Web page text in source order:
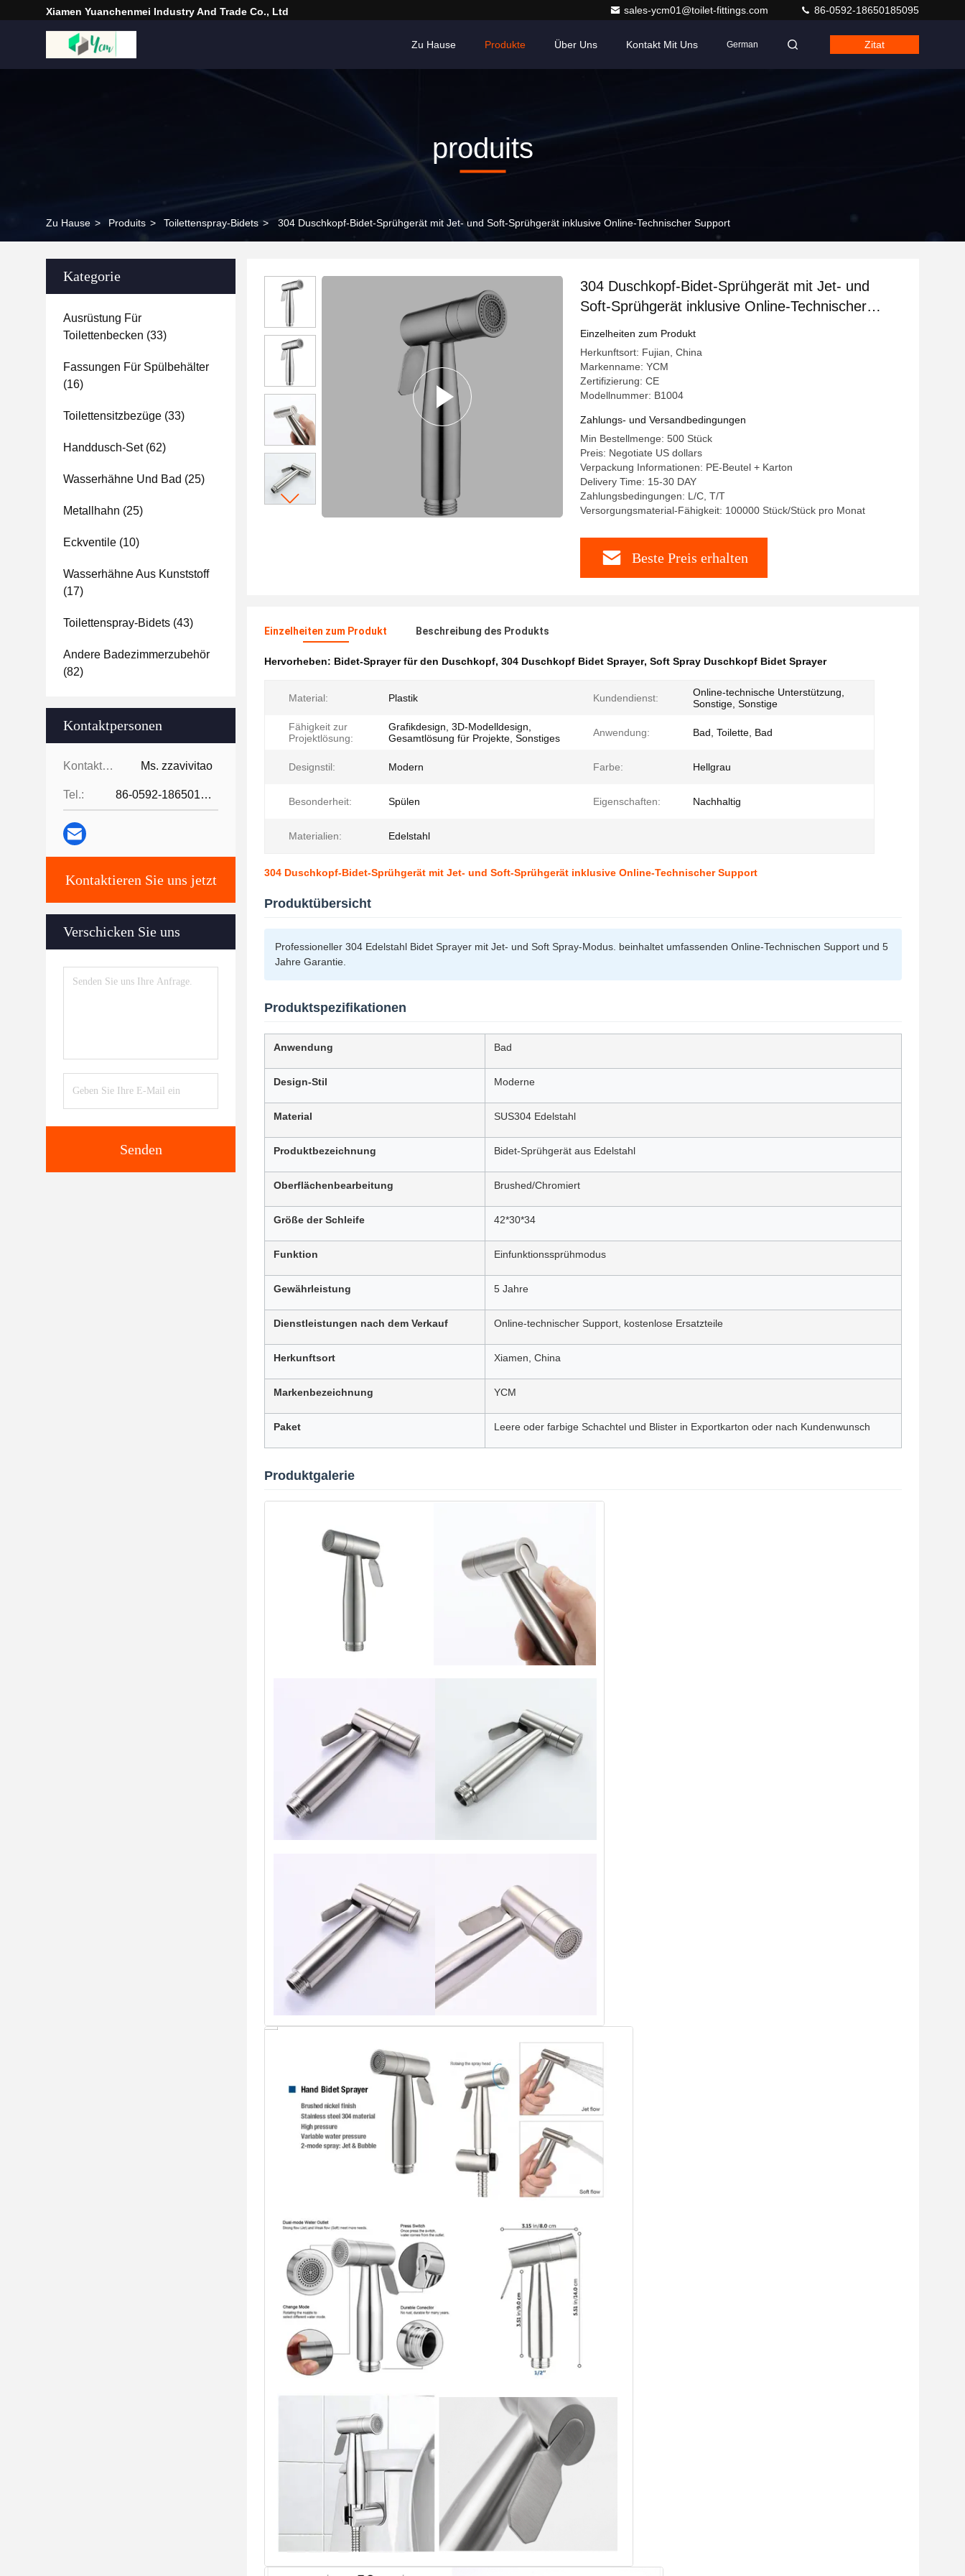
Xiamen Yuanchenmei Industry And Trade Co., Ltd sales-ycm01@toilet-fittings.com 86-0592-18650185095
Zu Hause Produkte Über Uns Kontakt Mit Uns German Zitat
produits
Zu Hause > Produits > Toilettenspray-Bidets > 304 Duschkopf-Bidet-Sprühgerät mit Jet- und Soft-Sprühgerät inklusive Online-Technischer Support
Kategorie
Ausrüstung Für
Toilettenbecken (33)
Fassungen Für Spülbehälter
(16)
Toilettensitzbezüge (33)
Handdusch-Set(62)
Wasserhähne Und Bad (25)
Metallhahn (25)
Eckventile (10)
Wasserhähne Aus Kunststoff
(17)
Toilettenspray-Bidets (43)
Andere Badezimmerzubehör
(82)
Kontaktpersonen
Kontaktpersonen: Ms. zzavivitao
Tel.: 86-0592-18650185095
Kontaktieren Sie uns jetzt
Verschicken Sie uns
Senden
304 Duschkopf-Bidet-Sprühgerät mit Jet- und
Soft-Sprühgerät inklusive Online-Technischer
Support
Einzelheiten zum Produkt
Herkunftsort: Fujian, China
Markenname: YCM
Zertifizierung: CE
Modellnummer: B1004
Zahlungs- und Versandbedingungen
Min Bestellmenge: 500 Stück
Preis: Negotiate US dollars
Verpackung Informationen: PE-Beutel + Karton
Delivery Time: 15-30 DAY
Zahlungsbedingungen: L/C, T/T
Versorgungsmaterial-Fähigkeit: 100000 Stück/Stück pro Monat
Beste Preis erhalten
Einzelheiten zum Produkt Beschreibung des Produkts
Hervorheben: Bidet-Sprayer für den Duschkopf, 304 Duschkopf Bidet Sprayer, Soft Spray Duschkopf Bidet Sprayer
Material: Plastik Kundendienst:
Online-technische Unterstützung,
Sonstige, Sonstige
Fähigkeit zur
Projektlösung:
Grafikdesign, 3D-Modelldesign,
Gesamtlösung für Projekte, Sonstiges
Anwendung: Bad, Toilette, Bad
Designstil: Modern Farbe: Hellgrau
Besonderheit: Spülen Eigenschaften: Nachhaltig
Materialien: Edelstahl
304 Duschkopf-Bidet-Sprühgerät mit Jet- und Soft-Sprühgerät inklusive Online-Technischer Support
Produktübersicht
Professioneller 304 Edelstahl Bidet Sprayer mit Jet- und Soft Spray-Modus. beinhaltet umfassenden Online-Technischen Support und 5
Jahre Garantie.
Produktspezifikationen
Anwendung Bad
Design-Stil Moderne
Material SUS304 Edelstahl
Produktbezeichnung Bidet-Sprühgerät aus Edelstahl
Oberflächenbearbeitung Brushed/Chromiert
Größe der Schleife 42*30*34
Funktion Einfunktionssprühmodus
Gewährleistung 5 Jahre
Dienstleistungen nach dem Verkauf Online-technischer Support, kostenlose Ersatzteile
Herkunftsort Xiamen, China
Markenbezeichnung YCM
Paket Leere oder farbige Schachtel und Blister in Exportkarton oder nach Kundenwunsch
Produktgalerie